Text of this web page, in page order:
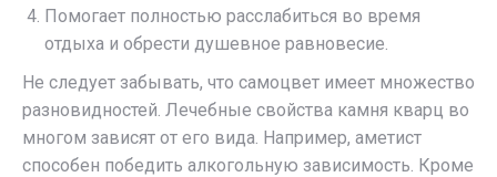
Помогает полностью расслабиться во время
отдыха и обрести душевное равновесие.
Не следует забывать, что самоцвет имеет множество
разновидностей. Лечебные свойства камня кварц во
многом зависят от его вида. Например, аметист
способен победить алкогольную зависимость. Кроме